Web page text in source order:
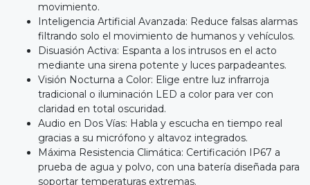
movimiento.
Inteligencia Artificial Avanzada: Reduce falsas alarmas
filtrando solo el movimiento de humanos y vehículos.
Disuasión Activa: Espanta a los intrusos en el acto
mediante una sirena potente y luces parpadeantes.
Visión Nocturna a Color: Elige entre luz infrarroja
tradicional o iluminación LED a color para ver con
claridad en total oscuridad.
Audio en Dos Vías: Habla y escucha en tiempo real
gracias a su micrófono y altavoz integrados.
Máxima Resistencia Climática: Certificación IP67 a
prueba de agua y polvo, con una batería diseñada para
soportar temperaturas extremas.